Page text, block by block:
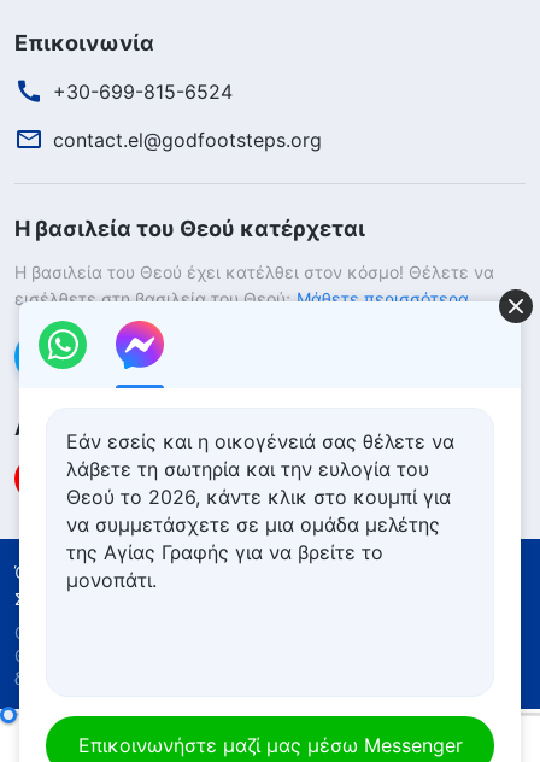
Επικοινωνία
+30-699-815-6524
contact.el@godfootsteps.org
Η βασιλεία του Θεού κατέρχεται
Η βασιλεία του Θεού έχει κατέλθει στον κόσμο! Θέλετε να
εισέλθετε στη βασιλεία του Θεού; Μάθετε περισσότερα
Επικοινωνήστε μαζί μας μέσω Messenger
Ακολουθήστε μας
Όροι Χρήσης
Πολιτική απορρήτου
Συντελεστές
Copyright © 2026
Θεού
δικαιώματος.
Εάν εσείς και η οικογένειά σας θέλετε να
λάβετε τη σωτηρία και την ευλογία του
Θεού το 2026, κάντε κλικ στο κουμπί για
να συμμετάσχετε σε μια ομάδα μελέτης
της Αγίας Γραφής για να βρείτε το
μονοπάτι.
Επικοινωνήστε μαζί μας μέσω Messenger